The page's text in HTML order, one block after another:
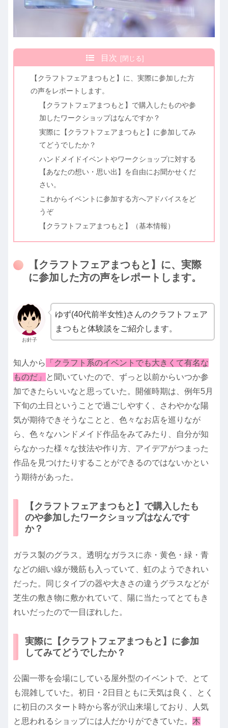
目次
【クラフトフェアまつもと】に、実際に参加した方
の声をレポートします。
【クラフトフェアまつもと】で購入したものや参
加したワークショップはなんですか？
実際に【クラフトフェアまつもと】に参加してみ
てどうでしたか？
ハンドメイドイベントやワークショップに対する
【あなたの想い・思い出】を自由にお聞かせくだ
さい。
これからイベントに参加する方へアドバイスをど
うぞ
【クラフトフェアまつもと】（基本情報）
【クラフトフェアまつもと】に、実際
に参加した方の声をレポートします。
お針子
ゆず(40代前半女性)さんのクラフトフェア
まつもと体験談をご紹介します。
知人から
「クラフト系のイベントでも大きくて有名な
ものだ」
と聞いていたので、ずっと以前からいつか参
加できたらいいなと思っていた。開催時期は、例年5月
下旬の土日ということで過ごしやすく、さわやかな陽
気が期待できそうなことと、色々なお店を巡りなが
ら、色々なハンドメイド作品をみてみたり、自分が知
らなかった様々な技法や作り方、アイデアがつまった
作品を見つけたりすることができるのではないかとい
う期待があった。
【クラフトフェアまつもと】で購入したも
のや参加したワークショップはなんです
か？
ガラス製のグラス。透明なガラスに赤・黄色・緑・青
などの細い線が幾筋も入っていて、虹のようできれい
だった。同じタイプの器や大きさの違うグラスなどが
芝生の敷き物に敷かれていて、陽に当たってとてもき
れいだったので一目ぼれした。
実際に【クラフトフェアまつもと】に参加
してみてどうでしたか？
公園一帯を会場にしている屋外型のイベントで、とて
も混雑していた。初日・2日目ともに天気は良く、とく
に初日のスタート時から客が沢山来場しており、人気
と思われるショップには人だかりができていた。 木